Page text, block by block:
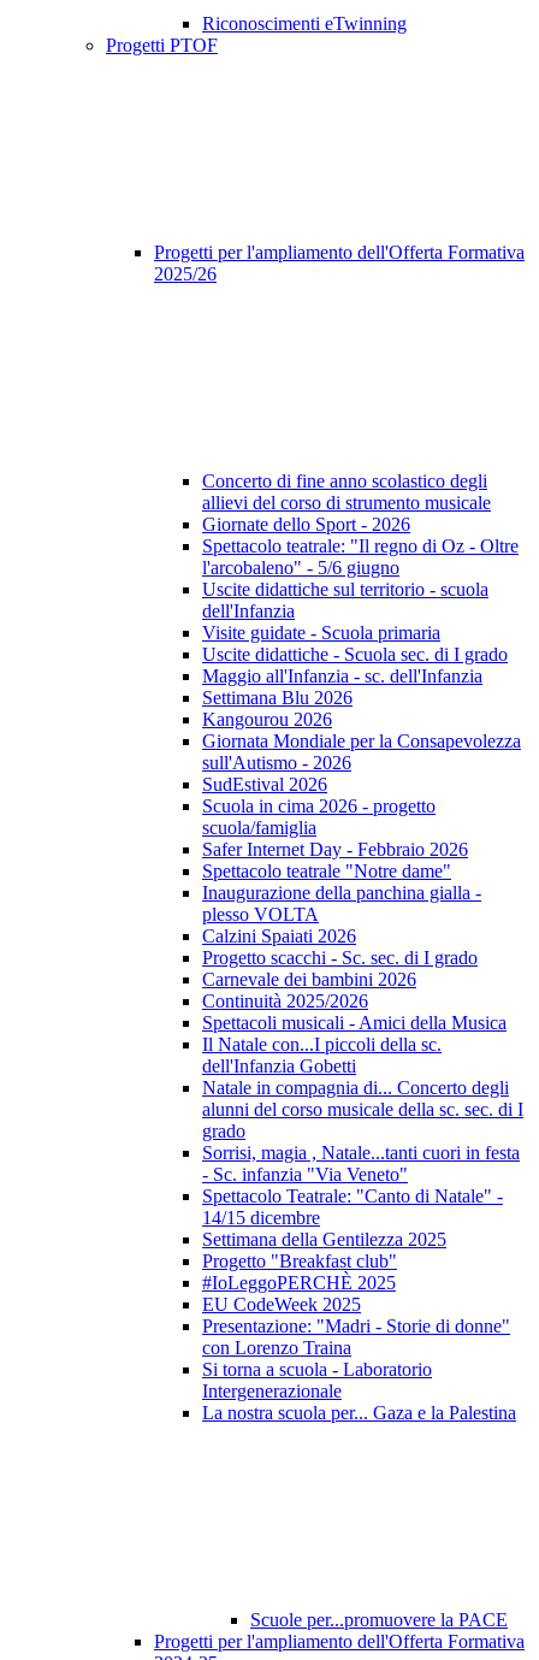
Riconoscimenti eTwinning
Progetti PTOF
Progetti per l'ampliamento dell'Offerta Formativa
2025/26
Concerto di fine anno scolastico degli
allievi del corso di strumento musicale
Giornate dello Sport - 2026
Spettacolo teatrale: "Il regno di Oz - Oltre
l'arcobaleno" - 5/6 giugno
Uscite didattiche sul territorio - scuola
dell'Infanzia
Visite guidate - Scuola primaria
Uscite didattiche - Scuola sec. di I grado
Maggio all'Infanzia - sc. dell'Infanzia
Settimana Blu 2026
Kangourou 2026
Giornata Mondiale per la Consapevolezza
sull'Autismo - 2026
SudEstival 2026
Scuola in cima 2026 - progetto
scuola/famiglia
Safer Internet Day - Febbraio 2026
Spettacolo teatrale "Notre dame"
Inaugurazione della panchina gialla -
plesso VOLTA
Calzini Spaiati 2026
Progetto scacchi - Sc. sec. di I grado
Carnevale dei bambini 2026
Continuità 2025/2026
Spettacoli musicali - Amici della Musica
Il Natale con...I piccoli della sc.
dell'Infanzia Gobetti
Natale in compagnia di... Concerto degli
alunni del corso musicale della sc. sec. di I
grado
Sorrisi, magia , Natale...tanti cuori in festa
- Sc. infanzia "Via Veneto"
Spettacolo Teatrale: "Canto di Natale" -
14/15 dicembre
Settimana della Gentilezza 2025
Progetto "Breakfast club"
#IoLeggoPERCHÈ 2025
EU CodeWeek 2025
Presentazione: "Madri - Storie di donne"
con Lorenzo Traina
Si torna a scuola - Laboratorio
Intergenerazionale
La nostra scuola per... Gaza e la Palestina
Scuole per...promuovere la PACE
Progetti per l'ampliamento dell'Offerta Formativa